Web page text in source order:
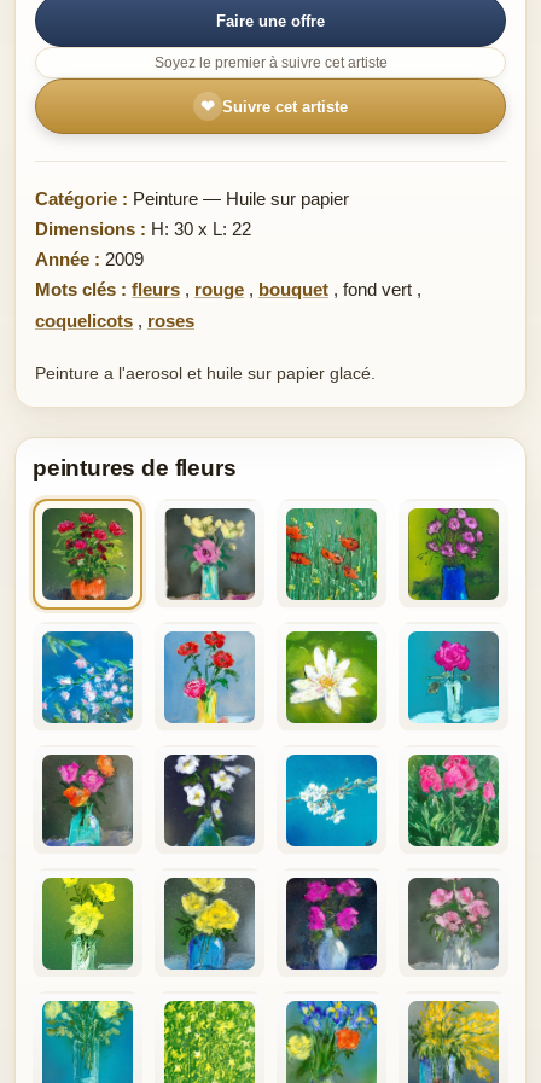
Faire une offre
Soyez le premier à suivre cet artiste
❤ Suivre cet artiste
Catégorie : Peinture — Huile sur papier
Dimensions : H: 30 x L: 22
Année : 2009
Mots clés : fleurs , rouge , bouquet , fond vert ,
coquelicots , roses
Peinture a l'aerosol et huile sur papier glacé.
peintures de fleurs